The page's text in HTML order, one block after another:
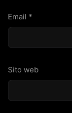
Email *
Sito web